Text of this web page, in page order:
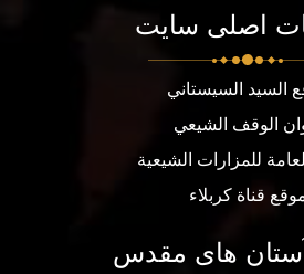
اصلی سایت
السيد السيستاني
الوقف الشيعي
العامة للمزارات الشيعية
قناة كربلاء
های مقدس